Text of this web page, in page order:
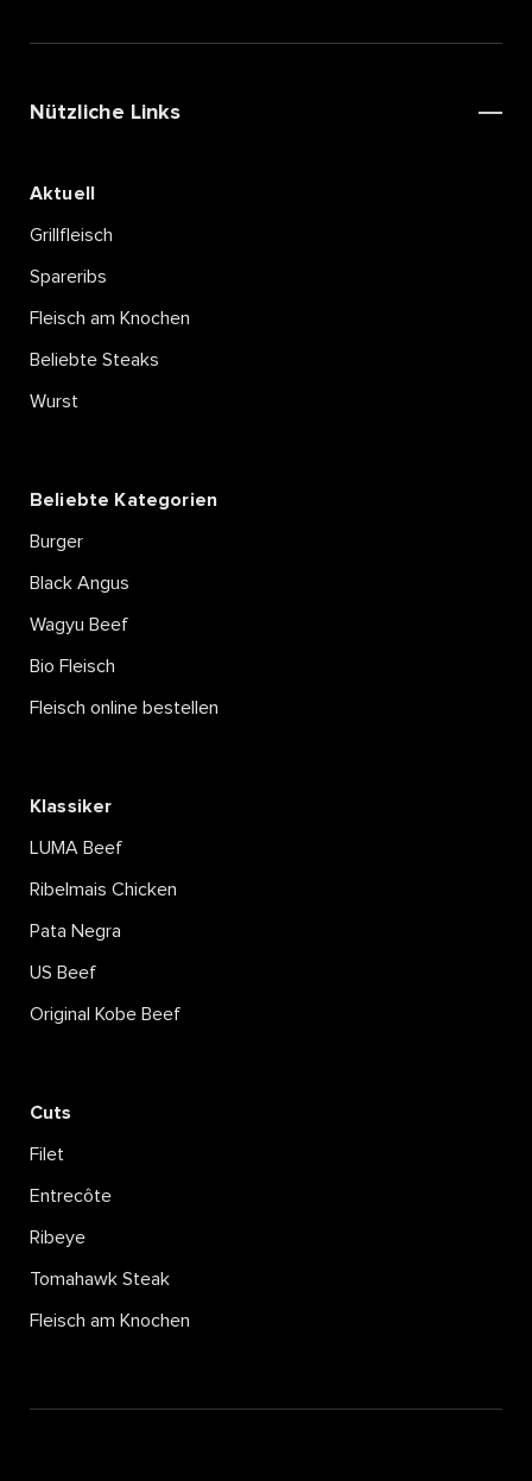
Nützliche Links
Aktuell
Grillfleisch
Spareribs
Fleisch am Knochen
Beliebte Steaks
Wurst
Beliebte Kategorien
Burger
Black Angus
Wagyu Beef
Bio Fleisch
Fleisch online bestellen
Klassiker
LUMA Beef
Ribelmais Chicken
Pata Negra
US Beef
Original Kobe Beef
Cuts
Filet
Entrecôte
Ribeye
Tomahawk Steak
Fleisch am Knochen